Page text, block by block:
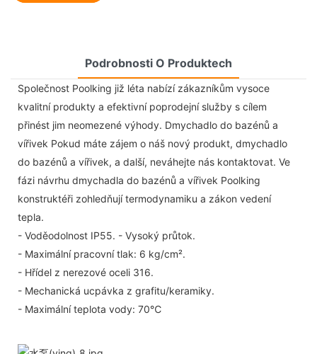
Podrobnosti O Produktech
Společnost Poolking již léta nabízí zákazníkům vysoce
kvalitní produkty a efektivní poprodejní služby s cílem
přinést jim neomezené výhody. Dmychadlo do bazénů a
vířivek Pokud máte zájem o náš nový produkt, dmychadlo
do bazénů a vířivek, a další, neváhejte nás kontaktovat. Ve
fázi návrhu dmychadla do bazénů a vířivek Poolking
konstruktéři zohledňují termodynamiku a zákon vedení
tepla.
- Voděodolnost IP55. - Vysoký průtok.
- Maximální pracovní tlak: 6 kg/cm².
- Hřídel z nerezové oceli 316.
- Mechanická ucpávka z grafitu/keramiky.
- Maximální teplota vody: 70℃